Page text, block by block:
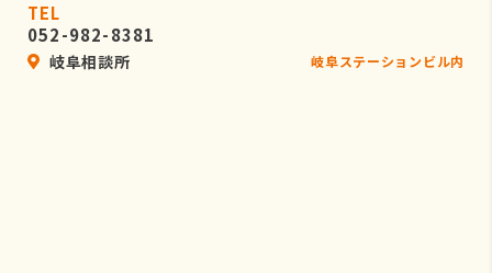
TEL
052-982-8381
岐阜相談所 岐阜ステーションビル内